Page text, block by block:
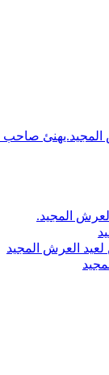
صاحب
المجيد.
العرش المجيد